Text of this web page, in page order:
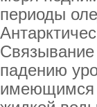
периоды
падению
имеющимся